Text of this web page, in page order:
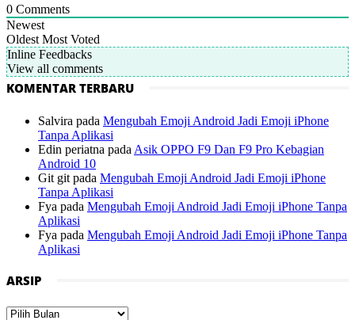
0 Comments
Newest
Oldest Most Voted
Inline Feedbacks
View all comments
KOMENTAR TERBARU
Salvira pada Mengubah Emoji Android Jadi Emoji iPhone
Tanpa Aplikasi
Edin periatna pada Asik OPPO F9 Dan F9 Pro Kebagian
Android 10
Git git pada Mengubah Emoji Android Jadi Emoji iPhone
Tanpa Aplikasi
Fya pada Mengubah Emoji Android Jadi Emoji iPhone Tanpa
Aplikasi
Fya pada Mengubah Emoji Android Jadi Emoji iPhone Tanpa
Aplikasi
ARSIP
Arsip